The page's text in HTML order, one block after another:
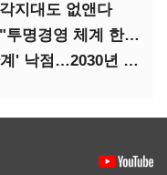
지대도 없앤다
상임감사 공모 돌입한 해진공 "투명경영 체계 한층 강화"
해수부 신청사, 부산 '북항 1단계' 낙점…2030년 완공 목표